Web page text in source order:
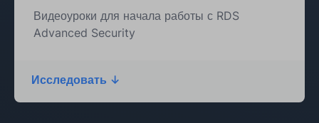
Видеоуроки для начала работы с RDS
Advanced Security
Исследовать ↓